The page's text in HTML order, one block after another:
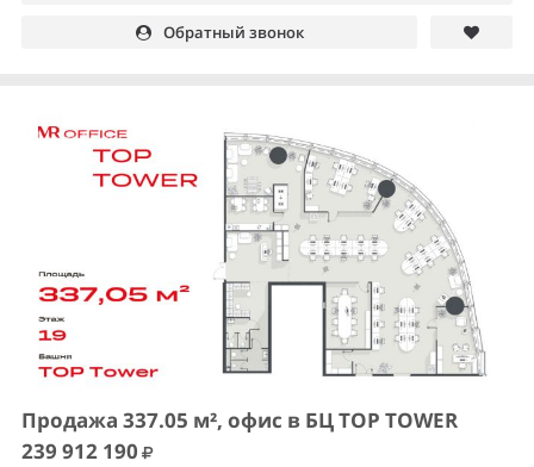
Обратный звонок
Продажа 337.05 м², офис в БЦ TOP TOWER
239 912 190